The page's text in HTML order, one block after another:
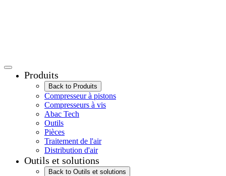
Produits
Back to Produits
Compresseur à pistons
Compresseurs à vis
Abac Tech
Outils
Pièces
Traitement de l'air
Distribution d'air
Outils et solutions
Back to Outils et solutions